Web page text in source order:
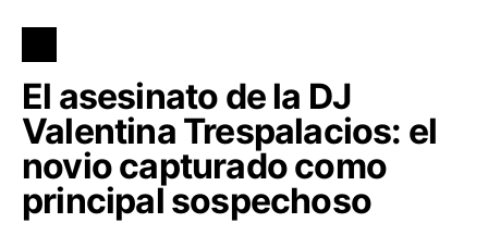
El asesinato de la DJ
Valentina Trespalacios: el
novio capturado como
principal sospechoso